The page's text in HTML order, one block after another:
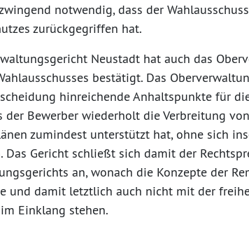
notwendig, dass der
zurückgegriffen hat.
Neustadt hat auch das
bestätigt. Das
hinreichende Anhaltspunkte für
der Bewerber wiederholt die Verbreitung
zumindest unterstützt hat, ohne sich
Das Gericht schließt sich damit der
an, wonach die Konzepte der
und damit letztlich auch nicht mit der
Einklang stehen.